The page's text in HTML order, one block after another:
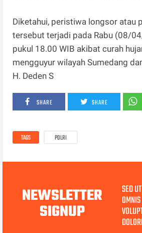
Diketahui, peristiwa longsor atau
tersebut terjadi pada Rabu (08/
pukul 18.00 WIB akibat curah
mengguyur wilayah Sumedang
H. Deden S
SHARE SHARE
TAGS POLRI
NEWSLETTER
SIGNUP
SED